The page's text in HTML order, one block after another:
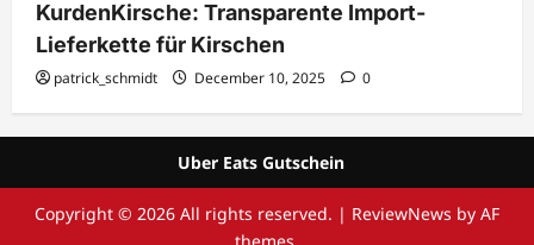
KurdenKirsche: Transparente Import-
Lieferkette für Kirschen
patrick_schmidt December 10, 2025 0
Uber Eats Gutschein
Copyright © 2026 All rights reserved. | ReviewNews by AF